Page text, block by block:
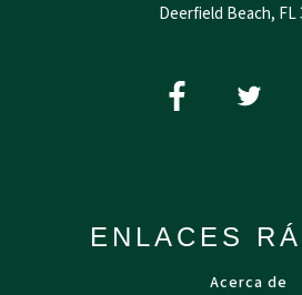
Deerfield Beach, FL
ENLACES
Acerca de